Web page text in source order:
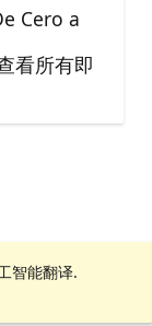
Cero a
看所有即
智能翻译.